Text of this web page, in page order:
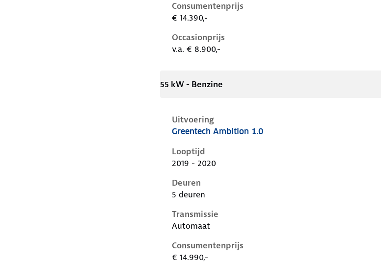
Consumentenprijs
€ 14.390,-
Occasionprijs
v.a. € 8.900,-
55 kW - Benzine
Uitvoering
Skoda Citigo i-1e-facelift, 1.0, 55 kW, Benzine, 5 deuren
Greentech Ambition 1.0
Looptijd
2019 - 2020
Deuren
5 deuren
Transmissie
Automaat
Consumentenprijs
€ 14.990,-